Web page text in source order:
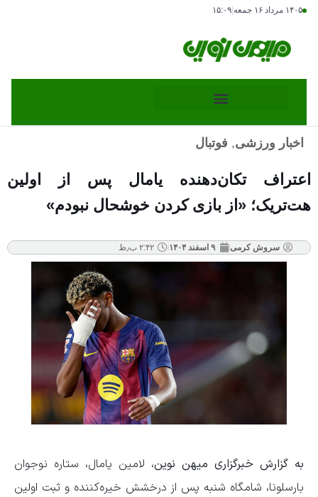
۱۴۰۵ مرداد ۱۶ جمعه ۱۵:۰۹
اخبار ورزشی, فوتبال
اعتراف تکان‌دهنده یامال پس از اولین
هت‌تریک؛ «از بازی کردن خوشحال نبودم»
سروش کرمی ۹ اسفند ۱۴۰۴ ۲:۴۲ ب٫ظ
به گزارش خبرگزاری میهن نوین، لامین یامال، ستاره نوجوان
بارسلونا، شامگاه شنبه پس از درخشش خیره‌کننده و ثبت اولین